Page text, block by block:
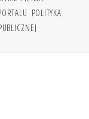
POLITYKA